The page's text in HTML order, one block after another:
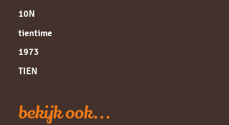
10N
tientime
1973
TIEN
bekijk ook...